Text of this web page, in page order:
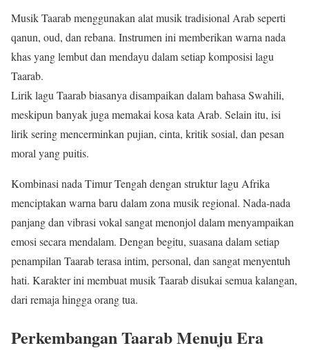
Musik Taarab menggunakan alat musik tradisional Arab seperti
qanun, oud, dan rebana. Instrumen ini memberikan warna nada
khas yang lembut dan mendayu dalam setiap komposisi lagu
Taarab.
Lirik lagu Taarab biasanya disampaikan dalam bahasa Swahili,
meskipun banyak juga memakai kosa kata Arab. Selain itu, isi
lirik sering mencerminkan pujian, cinta, kritik sosial, dan pesan
moral yang puitis.
Kombinasi nada Timur Tengah dengan struktur lagu Afrika
menciptakan warna baru dalam zona musik regional. Nada-nada
panjang dan vibrasi vokal sangat menonjol dalam menyampaikan
emosi secara mendalam. Dengan begitu, suasana dalam setiap
penampilan Taarab terasa intim, personal, dan sangat menyentuh
hati. Karakter ini membuat musik Taarab disukai semua kalangan,
dari remaja hingga orang tua.
Perkembangan Taarab Menuju Era